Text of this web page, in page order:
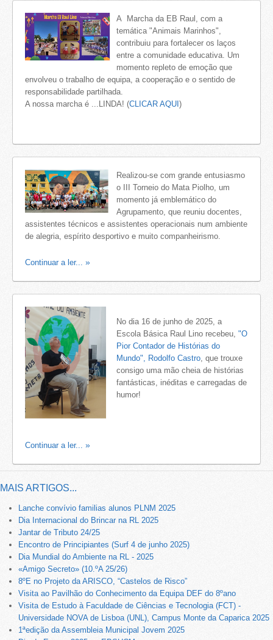
A Marcha da EB Raul, com a
temática "Animais Marinhos",
contribuiu para fortalecer os laços
entre a comunidade educativa. Um
momento repleto de emoção que
envolveu o trabalho de equipa, a cooperação e o sentido de
responsabilidade partilhada.
A nossa marcha é ...LINDA! (CLICAR AQUI )
Realizou-se com grande entusiasmo
o III Torneio do Mata Piolho, um
momento já emblemático do
Agrupamento, que reuniu docentes,
assistentes técnicos e assistentes operacionais num ambiente
de alegria, espírito desportivo e muito companheirismo.
Continuar a ler...
No dia 16 de junho de 2025, a
Escola Básica Raul Lino recebeu, "O
Pior Contador de Histórias do
Mundo", Rodolfo Castro, que trouxe
consigo uma mão cheia de histórias
fantásticas, inéditas e carregadas de
humor!
Continuar a ler...
MAIS ARTIGOS...
Lanche convívio familias alunos PLNM 2025
Dia Internacional do Brincar na RL 2025
Jantar de Tributo 24/25
Encontro de Principiantes (Surf 4 de junho 2025)
Dia Mundial do Ambiente na RL - 2025
«Amigo Secreto» (10.ºA 25/26)
8ºE no Projeto da ARISCO, “Castelos de Risco”
Visita ao Pavilhão do Conhecimento da Equipa DEF do 8ºano
Visita de Estudo à Faculdade de Ciências e Tecnologia (FCT) -
Universidade NOVA de Lisboa (UNL), Campus Monte da Caparica 2025
1ªedição da Assembleia Municipal Jovem 2025